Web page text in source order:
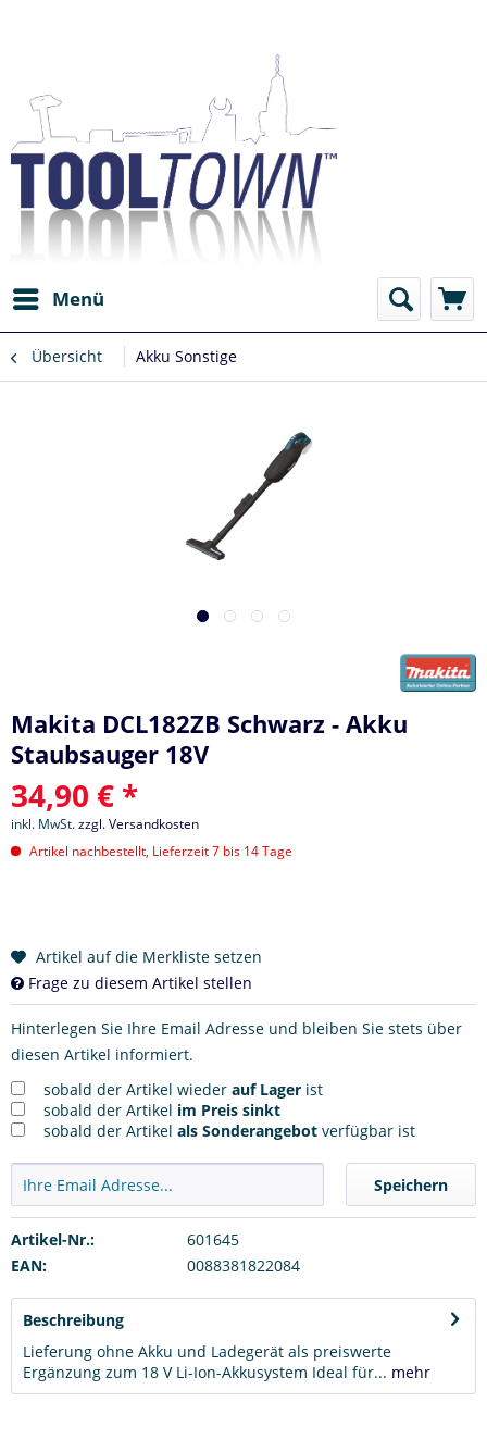
Menü
Übersicht Akku Sonstige
Makita DCL182ZB Schwarz - Akku
Staubsauger 18V
34,90 € *
inkl. MwSt.zzgl. Versandkosten
Artikel nachbestellt, Lieferzeit 7 bis 14 Tage
Artikel auf die Merkliste setzen
Frage zu diesem Artikel stellen
Hinterlegen Sie Ihre Email Adresse und bleiben Sie stets über
diesen Artikel informiert.
sobald der Artikel wieder auf Lager ist
sobald der Artikel im Preis sinkt
sobald der Artikel als Sonderangebot verfügbar ist
Speichern
Artikel-Nr.:
601645
EAN:
0088381822084
Beschreibung
Lieferung ohne Akku und Ladegerät als preiswerte
Ergänzung zum 18 V Li-Ion-Akkusystem Ideal für... mehr